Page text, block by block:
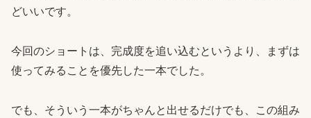
どいいです。
今回のショートは、完成度を追い込むというより、まずは
使ってみることを優先した一本でした。
でも、そういう一本がちゃんと出せるだけでも、この組み